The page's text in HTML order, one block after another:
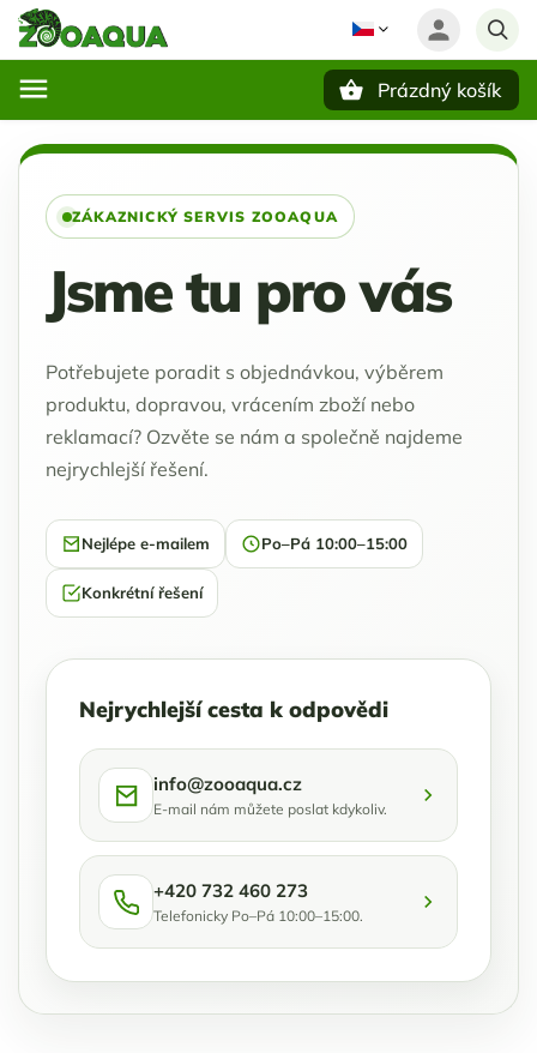
Prázdný košík
ZÁKAZNICKÝ SERVIS ZOOAQUA
Jsme tu pro vás
Potřebujete poradit s objednávkou, výběrem
produktu, dopravou, vrácením zboží nebo
reklamací? Ozvěte se nám a společně najdeme
nejrychlejší řešení.
Nejlépe e-mailem Po–Pá 10:00–15:00
Konkrétní řešení
Nejrychlejší cesta k odpovědi
info@zooaqua.cz
E-mail nám můžete poslat kdykoliv.
+420 732 460 273
Telefonicky Po–Pá 10:00–15:00.